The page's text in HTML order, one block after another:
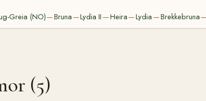
Greia (NO)—Bruna —Lydia II —Heira—Lydia —Brekkebruna—
(5)